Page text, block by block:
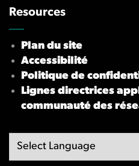
Resources
Plan du site
Accessibilité
Politique de
Lignes directrices
communauté des